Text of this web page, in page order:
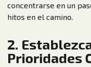
concentrarse en un
hitos en el camino.
2.
Prioridades